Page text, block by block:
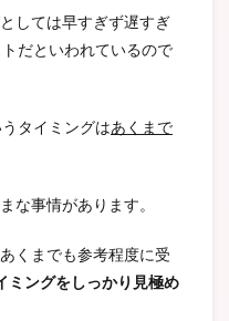
しては早すぎず遅すぎ
だといわれているので
タイミングはあくまで
な事情があります。
くまでも参考程度に受
ミングをしっかり見極め